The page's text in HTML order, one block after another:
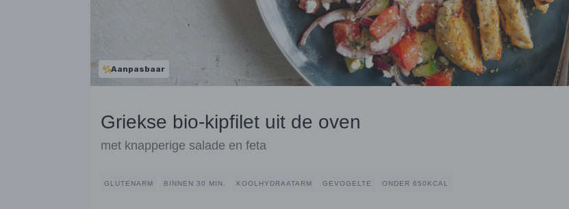
Aanpasbaar
Griekse bio-kipfilet uit de oven
met knapperige salade en feta
GLUTENARM BINNEN 30 MIN. KOOLHYDRAATARM GEVOGELTE ONDER 650KCAL